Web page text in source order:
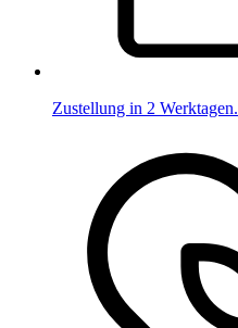
Zustellung in 2 Werktagen.